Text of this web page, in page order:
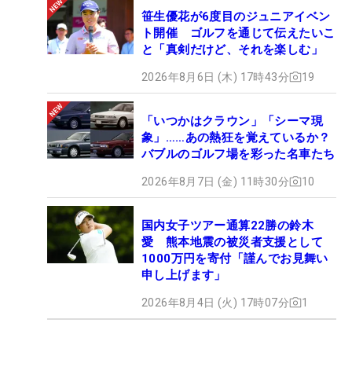
笹生優花が6度目のジュニアイベン
ト開催 ゴルフを通じて伝えたいこ
と「真剣だけど、それを楽しむ」
2026年8月6日 (木) 17時43分 19
「いつかはクラウン」「シーマ現
象」……あの熱狂を覚えているか？
バブルのゴルフ場を彩った名車たち
2026年8月7日 (金) 11時30分 10
国内女子ツアー通算22勝の鈴木
愛 熊本地震の被災者支援として
1000万円を寄付「謹んでお見舞い
申し上げます」
2026年8月4日 (火) 17時07分 1